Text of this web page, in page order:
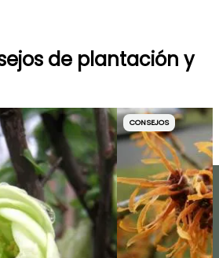
de plantación y
CONSEJOS